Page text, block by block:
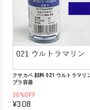
クサカベ 顔料 021 ウルトラマリ
プラ容器
30%OFF
¥308